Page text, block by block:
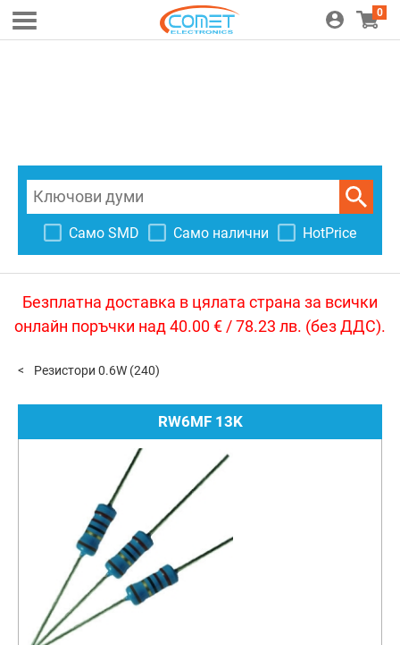
0
Само SMD Само налични HotPrice
Безплатна доставка в цялата страна за всички
онлайн поръчки над 40.00 € / 78.23 лв. (без ДДС).
Резистори 0.6W (240)
RW6MF 13K